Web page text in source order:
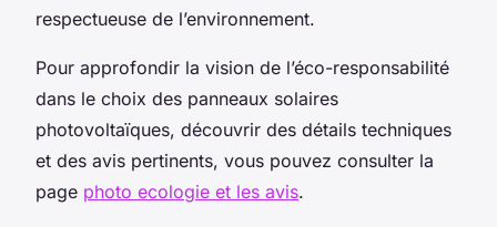
respectueuse de l’environnement.
Pour approfondir la vision de l’éco-responsabilité
dans le choix des panneaux solaires
photovoltaïques, découvrir des détails techniques
et des avis pertinents, vous pouvez consulter la
page photo ecologie et les avis.